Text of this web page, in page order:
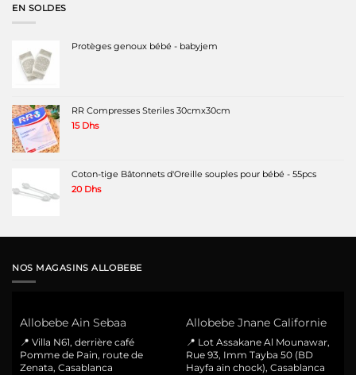
EN SOLDES
Protèges genoux bébé - babyjem
RR Compresses Steriles 30cmx30cm
15 Dhs
Coton-tige Bâtonnets d'Oreille souples pour bébé - 55pcs
20 Dhs
NOS MAGASINS ALLOBEBE
Allobebe Ain Sebaa
📍 Villa N61, derrière café
Pomme de Pain, route de
Zenata, Casablanca
Allobebe Jnane Californie
📍 Lot Assakane Al Mounawar,
Rue 93, Imm Tayba 50 (BD
Hayfa ain chock), Casablanca